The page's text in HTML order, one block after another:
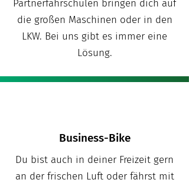
Partnerfahrschulen bringen dich auf
die großen Maschinen oder in den
LKW. Bei uns gibt es immer eine
Lösung.
Business-Bike
Du bist auch in deiner Freizeit gern
an der frischen Luft oder fährst mit